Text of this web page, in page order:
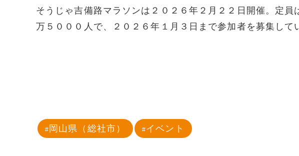
そうじゃ吉備路マラソンは２０２６年２月２２日開催。定員
万５０００人で、２０２６年１月３日まで参加者を募集して
岡山県（総社市） イベント